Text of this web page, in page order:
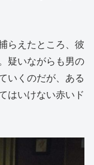
らえたところ、彼
疑いながらも男の
いくのだが、ある
はいけない赤いド